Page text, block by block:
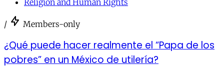
/ Members-only
¿Qué puede hacer realmente el “Papa de los
pobres” en un México de utilería?